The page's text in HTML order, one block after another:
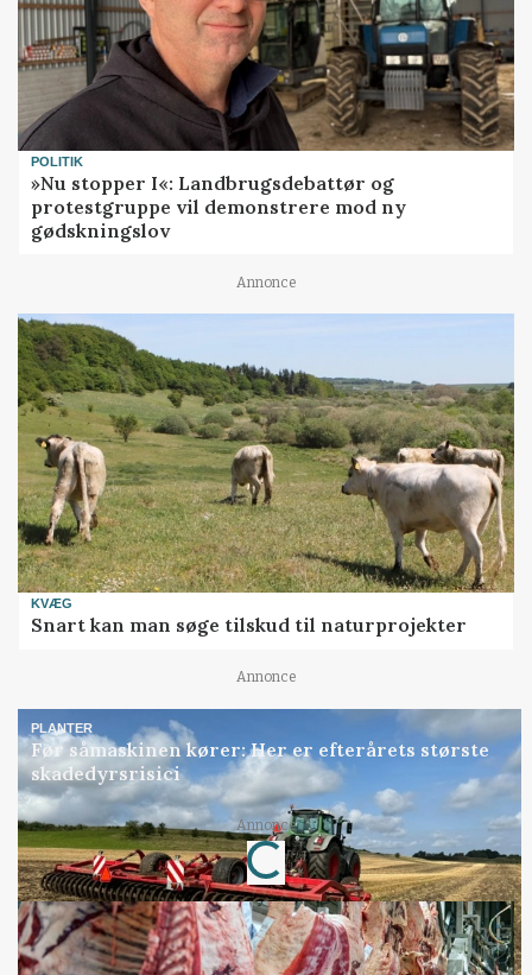
POLITIK
»Nu stopper I«: Landbrugsdebattør og
protestgruppe vil demonstrere mod ny
gødskningslov
Annonce
KVÆG
Snart kan man søge tilskud til naturprojekter
Annonce
PLANTER
Før såmaskinen kører: Her er efterårets største
skadedyrsrisici
Annonce
Loading...